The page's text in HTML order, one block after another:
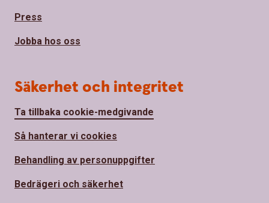
Press
Jobba hos oss
Säkerhet och integritet
Ta tillbaka cookie-medgivande
Så hanterar vi cookies
Behandling av personuppgifter
Bedrägeri och säkerhet